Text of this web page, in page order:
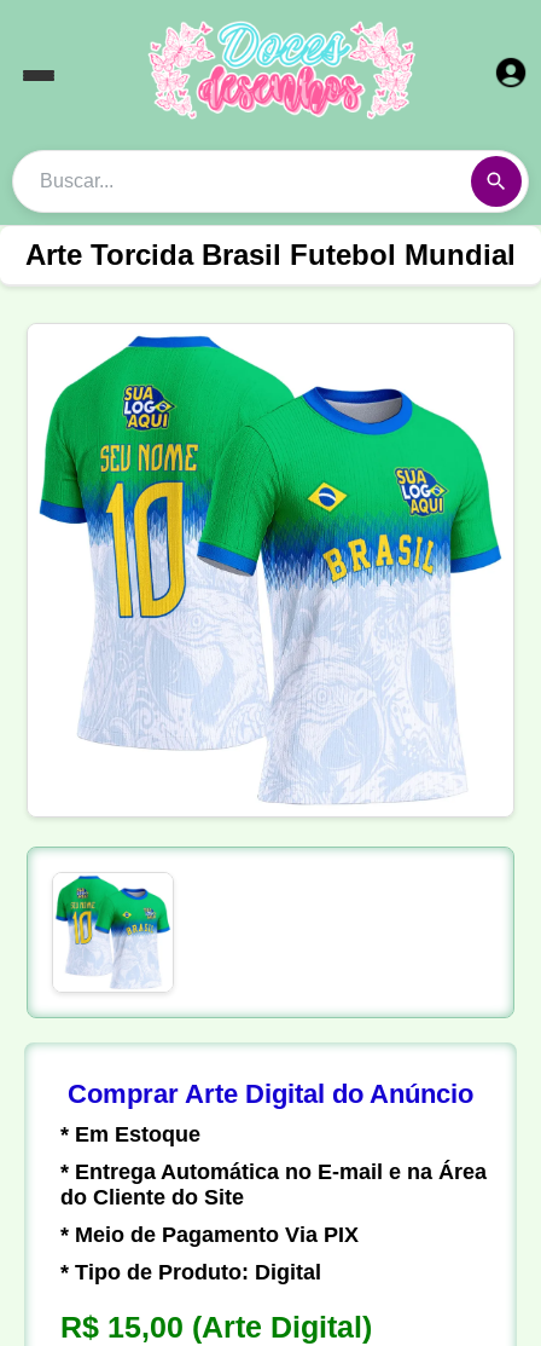
Arte Torcida Brasil Futebol Mundial
Comprar Arte Digital do Anúncio
* Em Estoque
* Entrega Automática no E-mail e na Área
do Cliente do Site
* Meio de Pagamento Via PIX
* Tipo de Produto: Digital
R$ 15,00 (Arte Digital)